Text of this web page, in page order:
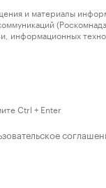
информационных
Ctrl + Enter